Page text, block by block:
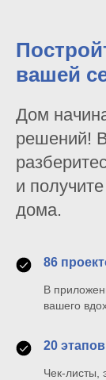
вашей
Дом
решений!
и
дома.
86
В
вашего
20 этапов
Чек-листы,